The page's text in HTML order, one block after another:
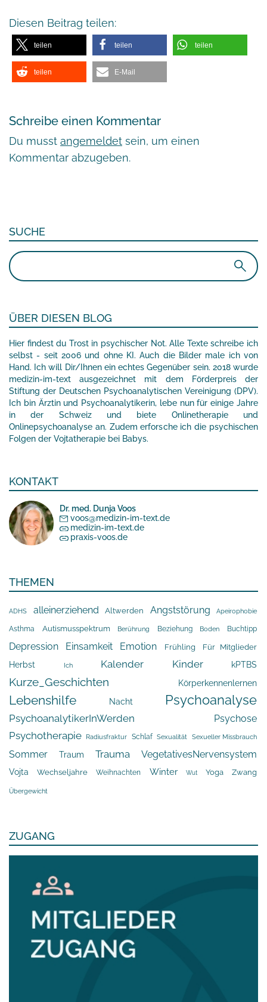
Diesen Beitrag teilen:
teilen teilen teilen
teilen E-Mail
Schreibe einen Kommentar
Du musst angemeldet sein, um einen
Kommentar abzugeben.
SUCHE
Suchen
nach:
ÜBER DIESEN BLOG
Hier findest du Trost in psychischer Not. Alle Texte schreibe ich
selbst - seit 2006 und ohne KI. Auch die Bilder male ich von
Hand. Ich will Dir/Ihnen ein echtes Gegenüber sein. 2018 wurde
medizin-im-text ausgezeichnet mit dem Förderpreis der
Stiftung der Deutschen Psychoanalytischen Vereinigung (DPV).
Ich bin Ärztin und Psychoanalytikerin, lebe nun für einige Jahre
in der Schweiz und biete Onlinetherapie und
Onlinepsychoanalyse an. Zudem erforsche ich die psychischen
Folgen der Vojtatherapie bei Babys.
KONTAKT
Dr. med. Dunja Voos
voos@medizin-im-text.de
medizin-im-text.de
praxis-voos.de
THEMEN
ADHS alleinerziehend Altwerden Angststörung Apeirophobie
Asthma Autismusspektrum Berührung Beziehung Boden Buchtipp
Depression Einsamkeit Emotion Frühling Für Mitglieder
Herbst Ich Kalender Kinder kPTBS
Kurze_Geschichten Körperkennenlernen
Lebenshilfe Nacht Psychoanalyse
PsychoanalytikerInWerden Psychose
Psychotherapie Radiusfraktur Schlaf Sexualität Sexueller Missbrauch
Sommer Traum Trauma VegetativesNervensystem
Vojta Wechseljahre Weihnachten Winter Wut Yoga Zwang
Übergewicht
ZUGANG